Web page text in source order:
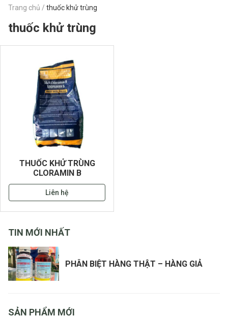
Trang chủ / thuốc khử trùng
thuốc khử trùng
THUỐC KHỬ TRÙNG
CLORAMIN B
Liên hệ
TIN MỚI NHẤT
PHÂN BIỆT HÀNG THẬT – HÀNG GIẢ
SẢN PHẨM MỚI